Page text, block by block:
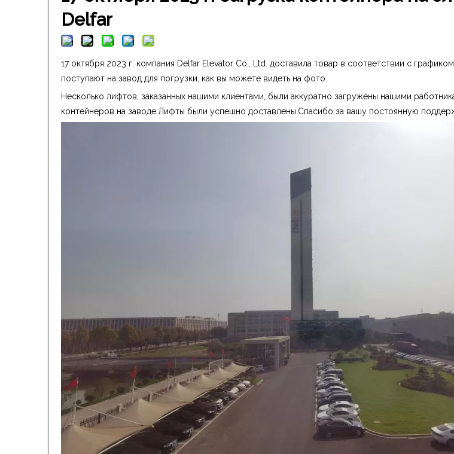
Delfar
17 октября 2023 г. компания Delfar Elevator Co., Ltd. доставила товар в соответствии с
поступают на завод для погрузки, как вы можете видеть на фото.
Несколько лифтов, заказанных нашими клиентами, были аккуратно загружены нашими
контейнеров на заводе.Лифты были успешно доставлены.Спасибо за вашу постоянную